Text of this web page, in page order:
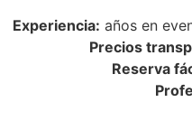
Experiencia: años en
Precios
Reserva